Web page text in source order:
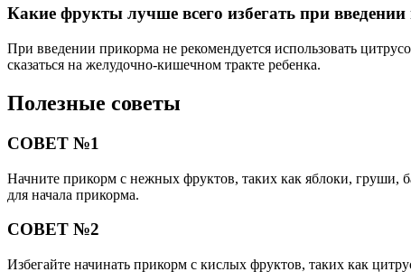
Какие фрукты лучше всего избегать при
При введении прикорма не рекомендуется использовать
сказаться на желудочно-кишечном тракте ребенка.
Полезные советы
СОВЕТ №1
Начните прикорм с нежных фруктов, таких как яблоки, груши,
для начала прикорма.
СОВЕТ №2
Избегайте начинать прикорм с кислых фруктов, таких как